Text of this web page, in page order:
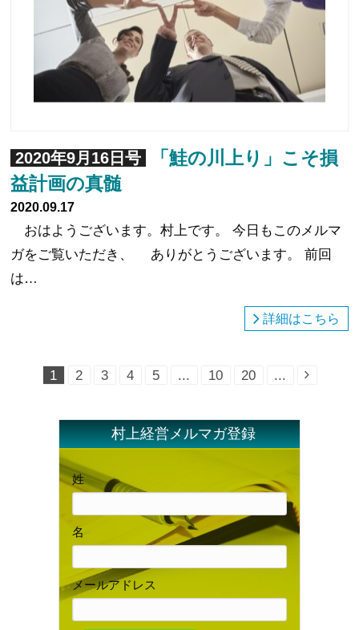
2020年9月16日号
「鮭の川上り」こそ損
益計画の真髄
2020.09.17
おはようございます。村上です。 今日もこのメルマ
ガをご覧いただき、 ありがとうございます。 前回
は…
詳細はこちら
1 2 3 4 5 ... 10 20 ...
村上経営メルマガ登録
姓
名
メールアドレス